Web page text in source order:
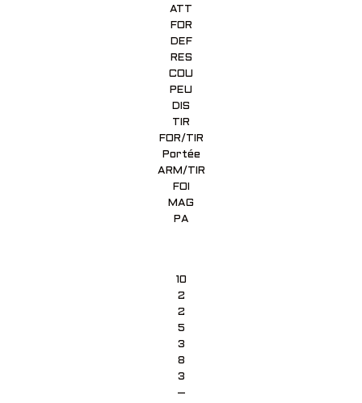
ATT
FOR
DEF
RES
COU
PEU
DIS
TIR
FOR/TIR
Portée
ARM/TIR
FOI
MAG
PA
10
2
2
5
3
8
3
–